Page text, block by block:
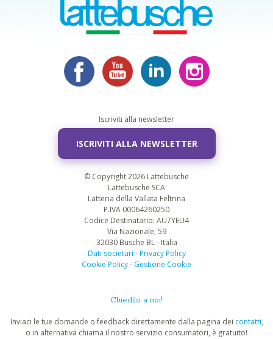
Iscriviti alla newsletter
ISCRIVITI ALLA NEWSLETTER
© Copyright 2026 Lattebusche
Lattebusche SCA
Latteria della Vallata Feltrina
P.IVA 00064260250
Codice Destinatario: AU7YEU4
Via Nazionale, 59
32030 Busche BL - Italia
Dati societari -Privacy Policy
Cookie Policy- Gestione Cookie
Chiedilo a noi!
Inviaci le tue domande o feedback direttamente dalla pagina dei contatti,
o in alternativa chiama il nostro servizio consumatori, è gratuito!